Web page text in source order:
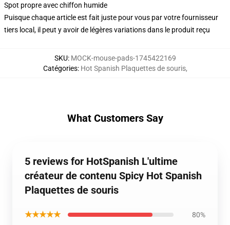
Spot propre avec chiffon humide
Puisque chaque article est fait juste pour vous par votre fournisseur
tiers local, il peut y avoir de légères variations dans le produit reçu
SKU: MOCK-mouse-pads-1745422169
Catégories: Hot Spanish Plaquettes de souris,
What Customers Say
5 reviews for HotSpanish L'ultime
créateur de contenu Spicy Hot Spanish
Plaquettes de souris
★★★★★ 80%